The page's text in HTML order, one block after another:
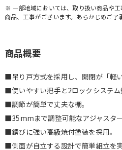
※ 一部地域においては、取り扱い商品や
商品、工事がございます。あらかじめご了
商品概要
■吊り戸方式を採用し、開閉が「軽
■使いやすい把手と2ロックシステム
■調節が簡単で丈夫な棚。
■35mmまで調整可能なアジャスター
■錆びに強い高級焼付塗装を採用。
■側面が自立する設計で簡単組立を実